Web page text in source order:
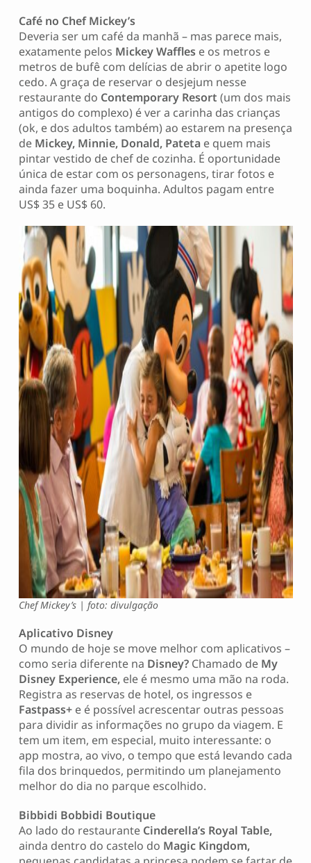
Café no Chef Mickey’s
Deveria ser um café da manhã – mas parece mais,
exatamente pelos Mickey Wafflese os metros e
metros de bufê com delícias de abrir o apetite logo
cedo. A graça de reservar o desjejum nesse
restaurante do Contemporary Resort (um dos mais
antigos do complexo) é ver a carinha das crianças
(ok, e dos adultos também) ao estarem na presença
de Mickey, Minnie, Donald, Patetae quem mais
pintar vestido de chef de cozinha. É oportunidade
única de estar com os personagens, tirar fotos e
ainda fazer uma boquinha. Adultos pagam entre
US$ 35 e US$ 60.
Chef Mickey’s | foto: divulgação
Aplicativo Disney
O mundo de hoje se move melhor com aplicativos –
como seria diferente na Disney?Chamado de My
Disney Experience,ele é mesmo uma mão na roda.
Registra as reservas de hotel, os ingressos e
Fastpass+e é possível acrescentar outras pessoas
para dividir as informações no grupo da viagem. E
tem um item, em especial, muito interessante: o
app mostra, ao vivo, o tempo que está levando cada
fila dos brinquedos, permitindo um planejamento
melhor do dia no parque escolhido.
Bibbidi Bobbidi Boutique
Ao lado do restaurante Cinderella’s Royal Table,
ainda dentro do castelo do Magic Kingdom,